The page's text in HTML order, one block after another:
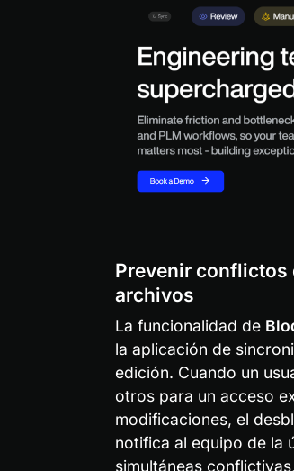
Prevenir conflictos
archivos
La funcionalidad de
la aplicación de
edición. Cuando un
otros para un acceso
modificaciones, el
notifica al equipo de la
simultáneas